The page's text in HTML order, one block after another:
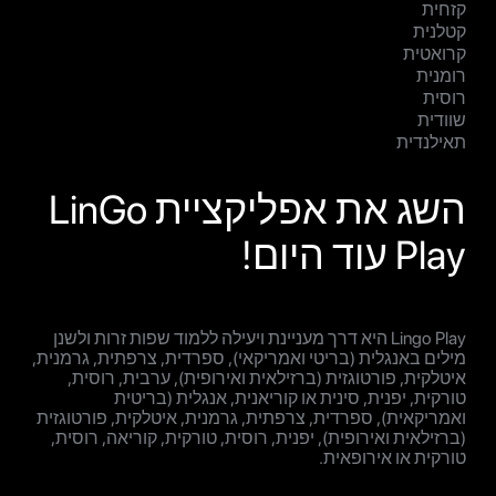
קזחית
קטלנית
קרואטית
רומנית
רוסית
שוודית
תאילנדית
השג את אפליקציית LinGo
Play עוד היום!
Lingo Play היא דרך מעניינת ויעילה ללמוד שפות זרות ולשנן
מילים באנגלית (בריטי ואמריקאי), ספרדית, צרפתית, גרמנית,
איטלקית, פורטוגזית (ברזילאית ואירופית), ערבית, רוסית,
טורקית, יפנית, סינית או קוריאנית, אנגלית (בריטית
ואמריקאית), ספרדית, צרפתית, גרמנית, איטלקית, פורטוגזית
(ברזילאית ואירופית), יפנית, רוסית, טורקית, קוריאה, רוסית,
טורקית או אירופאית.